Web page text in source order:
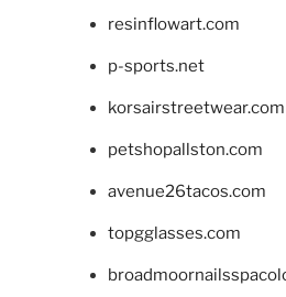
resinflowart.com
p-sports.net
korsairstreetwear.com
petshopallston.com
avenue26tacos.com
topgglasses.com